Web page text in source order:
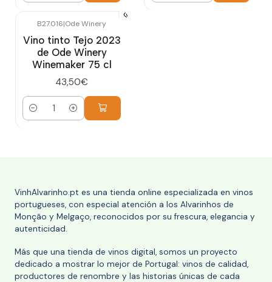
B27.016|Ode Winery
Vino tinto Tejo 2023
de Ode Winery
Winemaker 75 cl
43,50€
Cantidad
VinhAlvarinho.pt es una tienda online especializada en vinos
portugueses, con especial atención a los Alvarinhos de
Monção y Melgaço, reconocidos por su frescura, elegancia y
autenticidad.
Más que una tienda de vinos digital, somos un proyecto
dedicado a mostrar lo mejor de Portugal: vinos de calidad,
productores de renombre y las historias únicas de cada